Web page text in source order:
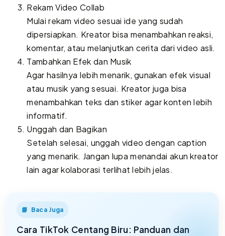
Rekam Video Collab
Mulai rekam video sesuai ide yang sudah
dipersiapkan. Kreator bisa menambahkan reaksi,
komentar, atau melanjutkan cerita dari video asli.
Tambahkan Efek dan Musik
Agar hasilnya lebih menarik, gunakan efek visual
atau musik yang sesuai. Kreator juga bisa
menambahkan teks dan stiker agar konten lebih
informatif.
Unggah dan Bagikan
Setelah selesai, unggah video dengan caption
yang menarik. Jangan lupa menandai akun kreator
lain agar kolaborasi terlihat lebih jelas.
Baca Juga
Cara TikTok Centang Biru: Panduan dan